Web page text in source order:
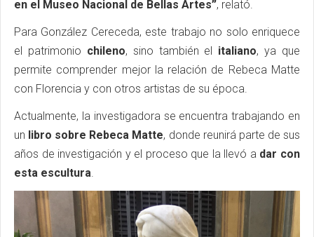
en el Museo Nacional de Bellas Artes”, relató.
Para González Cereceda, este trabajo no solo enriquece
el patrimonio chileno, sino también el italiano, ya que
permite comprender mejor la relación de Rebeca Matte
con Florencia y con otros artistas de su época.
Actualmente, la investigadora se encuentra trabajando en
un libro sobre Rebeca Matte, donde reunirá parte de sus
años de investigación y el proceso que la llevó a dar con
esta escultura.